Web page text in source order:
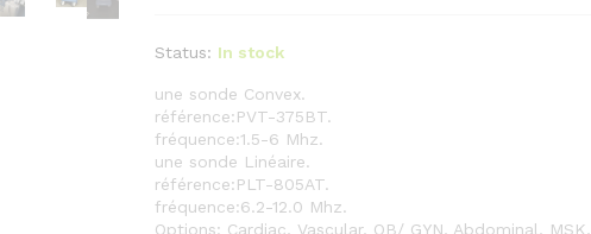
Status: In stock
une sonde Convex.
référence:PVT-375BT.
fréquence:1.5-6 Mhz.
une sonde Linéaire.
référence:PLT-805AT.
fréquence:6.2-12.0 Mhz.
Options: Cardiac, Vascular, OB/ GYN, Abdominal, MSK,